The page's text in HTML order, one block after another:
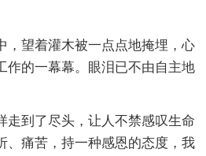
望着灌木被一点点地掩埋，心
作的一幕幕。眼泪已不由自主地
到了尽头，让人不禁感叹生命
、痛苦，持一种感恩的态度，我